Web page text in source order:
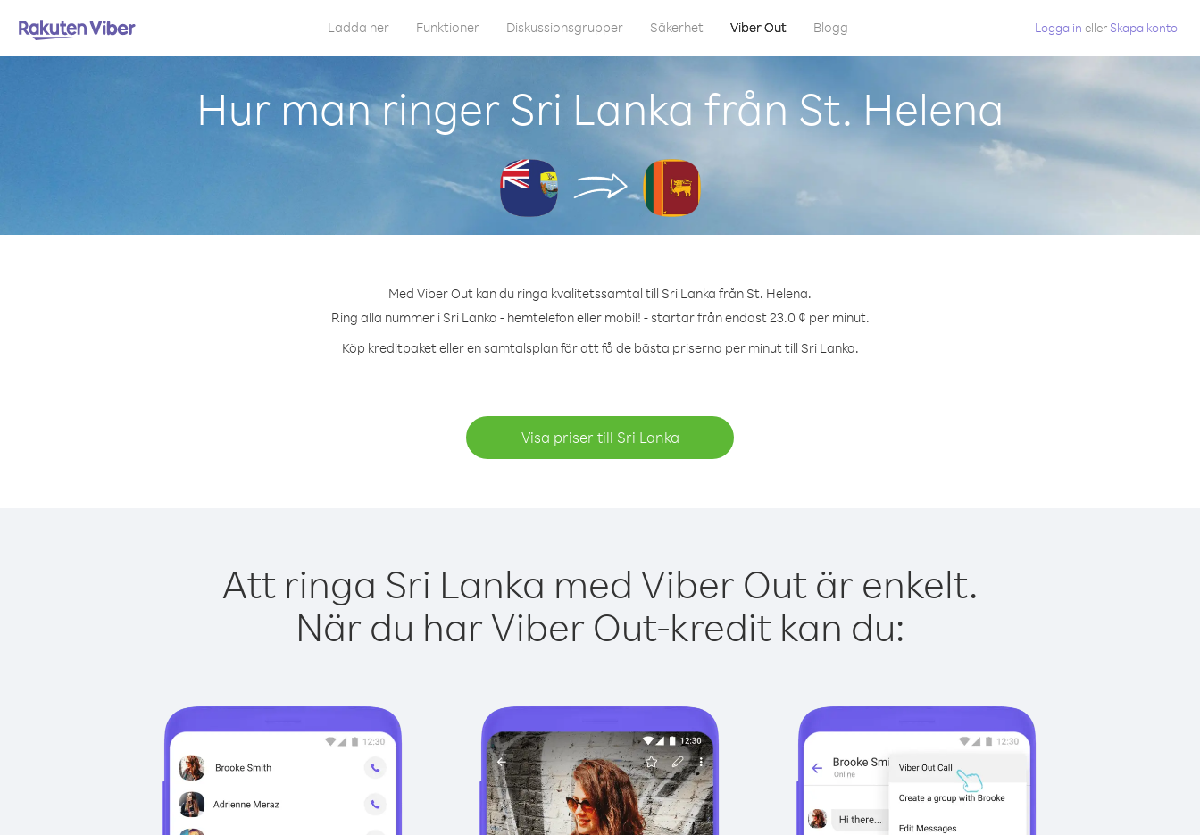
Ladda ner Funktioner Diskussionsgrupper Säkerhet Viber Out Blogg Logga in eller Skapa konto
Hur man ringer Sri Lanka från St. Helena
Med Viber Out kan du ringa kvalitetssamtal till Sri Lanka från St. Helena.
Ring alla nummer i Sri Lanka - hemtelefon eller mobil! - startar från endast 23.0 ¢ per minut.
Köp kreditpaket eller en samtalsplan för att få de bästa priserna per minut till Sri Lanka.
Visa priser till Sri Lanka
Att ringa Sri Lanka med Viber Out är enkelt.
När du har Viber Out-kredit kan du: